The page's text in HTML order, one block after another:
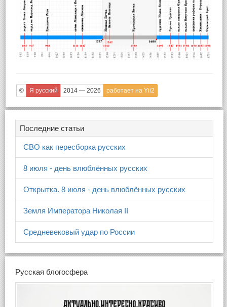
© Я русский 2014 — 2026 работает на Yii2
Последние статьи
СВО как пересборка русских
8 июля - день влюблённых русских
Открытка. 8 июля - день влюблённых русских
Земля Императора Николая II
Средневековый удар по России
Русская блогосфера